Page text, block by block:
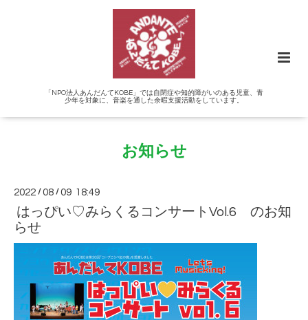
「NPO法人あんだんてKOBE」では自閉症や知的障がいのある児童、青
少年を対象に、音楽を通した余暇支援活動をしています。
お知らせ
2022 /08 /09 18:49
はっぴい♡みらくるコンサートVol.6 のお知
らせ